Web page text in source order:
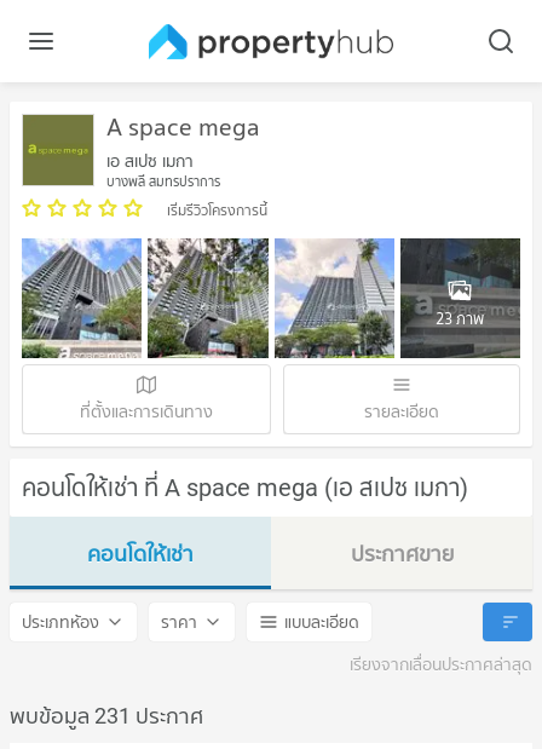
A space mega
เอ สเปซ เมกา
บางพลี สมุทรปราการ
เริ่มรีวิวโครงการนี้
23 ภาพ
ที่ตั้งและการเดินทาง รายละเอียด
คอนโดให้เช่า ที่ A space mega (เอ สเปซ เมกา)
คอนโดให้เช่า
A space mega
ประกาศขาย
A space mega
ประเภทห้อง ราคา
แบบละเอียด
เรียงจากเลื่อนประกาศล่าสุด
พบข้อมูล 231 ประกาศ